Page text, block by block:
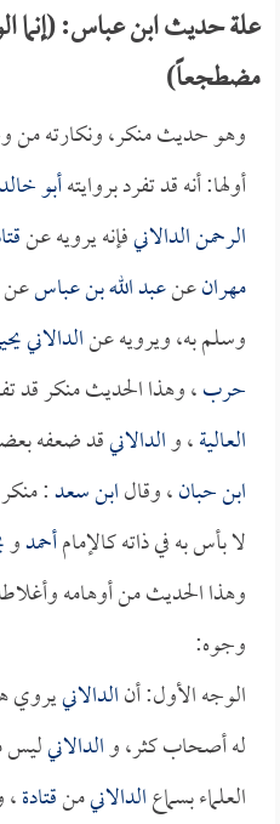
علة حديث ابن عباس: (إنما
مضطجعاً)
وهو حديث منكر، ونكارته من
أولها: أنه قد تفرد بروايتهأبو
الرحمن الدالانيفإنه يرويه عن
مهرانعنعبد الله بن عباسعن
وسلم به، ويرويه عنالدالاني
حرب، وهذا الحديث منكر قد
العالية، والدالانيقد ضعفه
ابن حبان، وقالابن سعد:
لا بأس به في ذاته كالإمامأحمدو
وهذا الحديث من أوهامه
وجوه:
الوجه الأول: أنالدالانييروي
له أصحاب كثر، والدالاني
العلماء بسماعالدالانيمنقتادة